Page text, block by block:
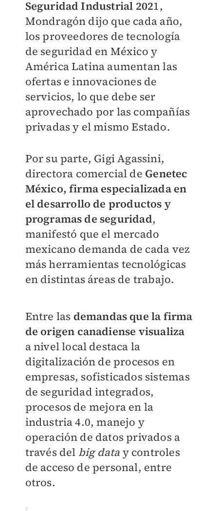
Seguridad Industrial 2021,
Mondragón dijo que cada año,
los proveedores de tecnología
de seguridad en México y
América Latina aumentan las
ofertas e innovaciones de
servicios, lo que debe ser
aprovechado por las compañías
privadas y el mismo Estado.
Por su parte, Gigi Agassini,
directora comercial de Genetec
México, firma especializada en
el desarrollo de productos y
programas de seguridad,
manifestó que el mercado
mexicano demanda de cada vez
más herramientas tecnológicas
en distintas áreas de trabajo.
Entre las demandas que la firma
de origen canadiense visualiza
a nivel local destaca la
digitalización de procesos en
empresas, sofisticados sistemas
de seguridad integrados,
procesos de mejora en la
industria 4.0, manejo y
operación de datos privados a
través del big data y controles
de acceso de personal, entre
otros.